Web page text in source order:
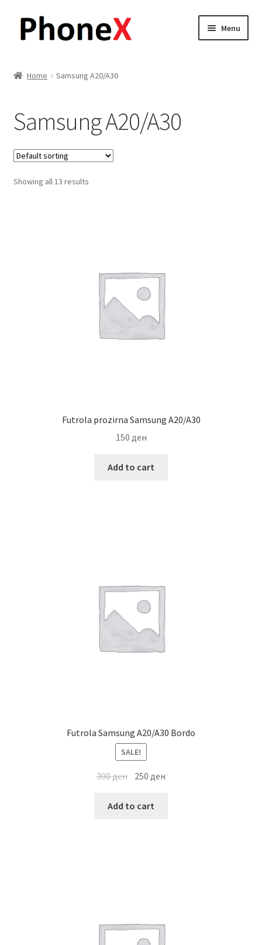
Skip
Skip
Menu
Blog
Sample Page
Детали за испорака
Сервис за мобилни телефони
Home Samsung A20/A30
Samsung A20/A30
Showing all 13 results
Futrola prozirna Samsung A20/A30
150 ден
Add to cart
Futrola Samsung A20/A30 Bordo
SALE!
300ден 250 ден
Add to cart